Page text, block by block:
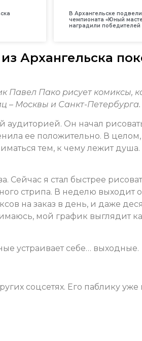
В Архангельске подвели
чемпионата «Юный
наградили победителей
Архангельска
Павел Пако рисует комиксы,
– Москвы и Санкт-Петербурга.
аудиторией. Он начал
ее положительно. В целом,
тем, к чему лежит душа.
Сейчас я стал быстрее
стрипа. В неделю выходит
на заказ в день, и даже
мой график выглядит
устраивает себе… выходные.
соцсетях. Его паблику уже